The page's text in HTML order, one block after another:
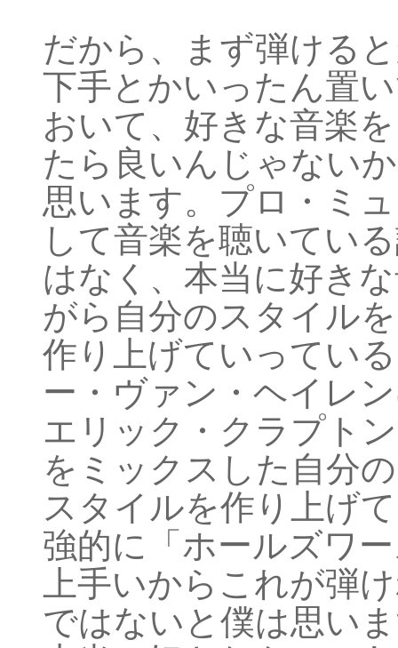
だから、まず弾ける
下手とかいったん置
おいて、好きな音楽
たら良いんじゃない
思います。プロ・ミ
して音楽を聴いてい
はなく、本当に好き
がら自分のスタイルを
作り上げていってい
ー・ヴァン・ヘイレ
エリック・クラプト
をミックスした自分の
スタイルを作り上げ
強的に「ホールズワ
上手いからこれが弾
ではないと僕は思い